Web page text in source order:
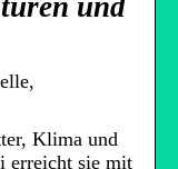
und
Klima und
erreicht sie mit